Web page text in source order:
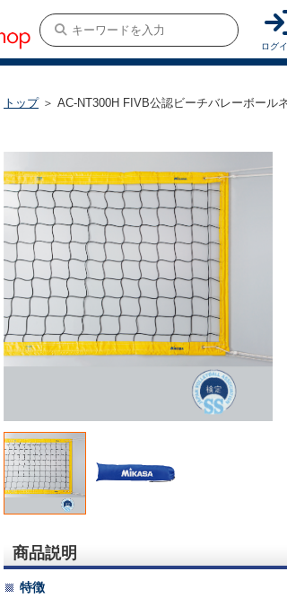
ログ
トップ＞ AC-NT300H FIVB公認ビーチバレーボール
商品説明
特徴